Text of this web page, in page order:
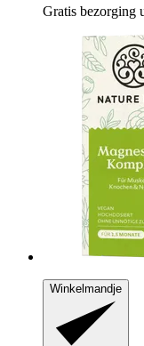
Gratis bezorging
Winkelmandje